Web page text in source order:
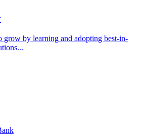
grow by learning and adopting best-in-